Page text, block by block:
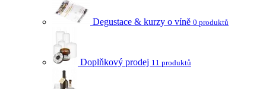
Degustace & kurzy o víně 0 produktů
Doplňkový prodej 11 produktů